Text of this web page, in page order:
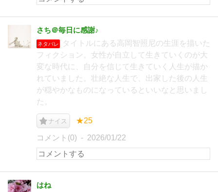
さち＠毎日に感謝♪
ネタバレ
タイトルにある高岡智照尼の生涯を描いた
フィクション。女性が自立して生きていくのが大
変な時代に、自分を信じて生きていく人生が描か
れていました。壮絶な人生で、出家した後の人生
が穏やかなものになっているといいなと思いまし
た。
ナイス ★25
コメント(0) 2026/01/22
はね